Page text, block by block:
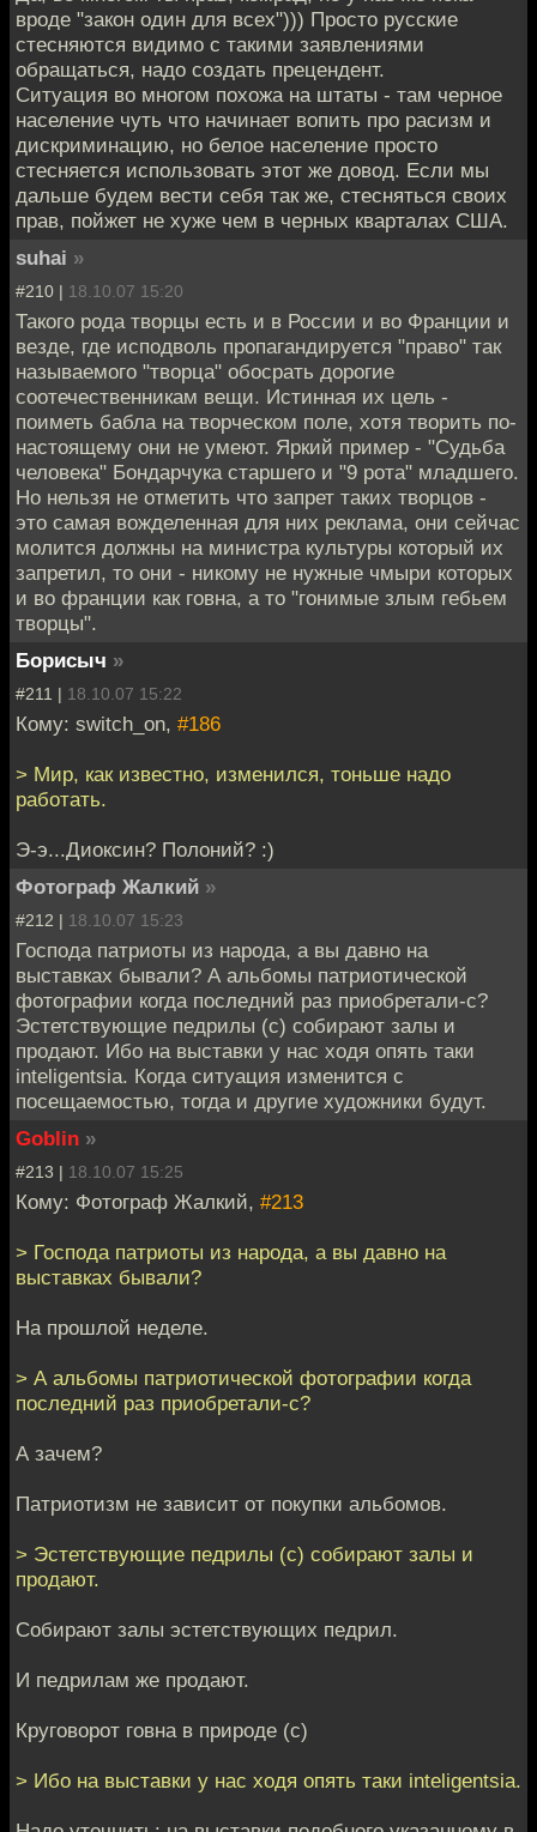
вроде "закон один для всех"))) Просто русские
стесняются видимо с такими заявлениями
обращаться, надо создать прецендент.
Ситуация во многом похожа на штаты - там черное
население чуть что начинает вопить про расизм и
дискриминацию, но белое население просто
стесняется использовать этот же довод. Если мы
дальше будем вести себя так же, стесняться своих
прав, пойжет не хуже чем в черных кварталах США.
suhai »
#210 | 18.10.07 15:20
Такого рода творцы есть и в России и во Франции и
везде, где исподволь пропагандируется "право" так
называемого "творца" обосрать дорогие
соотечественникам вещи. Истинная их цель -
поиметь бабла на творческом поле, хотя творить по-
настоящему они не умеют. Яркий пример - "Судьба
человека" Бондарчука старшего и "9 рота" младшего.
Но нельзя не отметить что запрет таких творцов -
это самая вожделенная для них реклама, они сейчас
молится должны на министра культуры который их
запретил, то они - никому не нужные чмыри которых
и во франции как говна, а то "гонимые злым гебьем
творцы".
Борисыч »
#211 | 18.10.07 15:22
Кому: switch_on, #186
> Мир, как известно, изменился, тоньше надо
работать.
Э-э...Диоксин? Полоний? :)
Фотограф Жалкий »
#212 | 18.10.07 15:23
Господа патриоты из народа, а вы давно на
выставках бывали? А альбомы патриотической
фотографии когда последний раз приобретали-с?
Эстетствующие педрилы (с) собирают залы и
продают. Ибо на выставки у нас ходя опять таки
inteligentsia. Когда ситуация изменится с
посещаемостью, тогда и другие художники будут.
Goblin »
#213 | 18.10.07 15:25
Кому: Фотограф Жалкий, #213
> Господа патриоты из народа, а вы давно на
выставках бывали?
На прошлой неделе.
> А альбомы патриотической фотографии когда
последний раз приобретали-с?
А зачем?
Патриотизм не зависит от покупки альбомов.
> Эстетствующие педрилы (с) собирают залы и
продают.
Собирают залы эстетствующих педрил.
И педрилам же продают.
Круговорот говна в природе (с)
> Ибо на выставки у нас ходя опять таки inteligentsia.